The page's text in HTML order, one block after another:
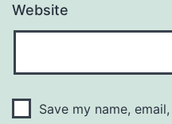
Website
Save my name,